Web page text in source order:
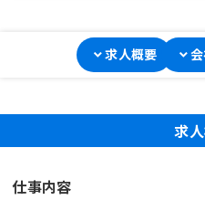
求人概要
求
仕事内容